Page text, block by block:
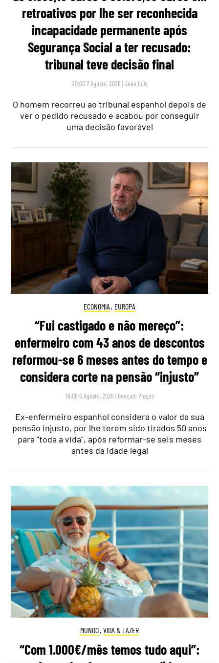
retroativos por lhe ser reconhecida
incapacidade permanente após
Segurança Social a ter recusado:
tribunal teve decisão final
20:00 7 Agosto, 2026 |João Luís
O homem recorreu ao tribunal espanhol depois de
ver o pedido recusado e acabou por conseguir
uma decisão favorável
ECONOMIA , EUROPA
“Fui castigado e não mereço”:
enfermeiro com 43 anos de descontos
reformou-se 6 meses antes do tempo e
considera corte na pensão “injusto”
16:00 6 Agosto, 2026 | Gonçalo Viegas
Ex-enfermeiro espanhol considera o valor da sua
pensão injusto, por lhe terem sido tirados 50 anos
para "toda a vida", após reformar-se seis meses
antes da idade legal
MUNDO, VIDA & LAZER
“Com 1.000€/mês temos tudo aqui”: